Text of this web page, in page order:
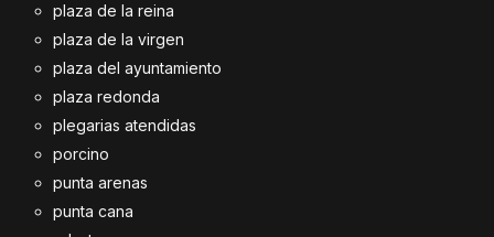
plaza de la reina
plaza de la virgen
plaza del ayuntamiento
plaza redonda
plegarias atendidas
porcino
punta arenas
punta cana